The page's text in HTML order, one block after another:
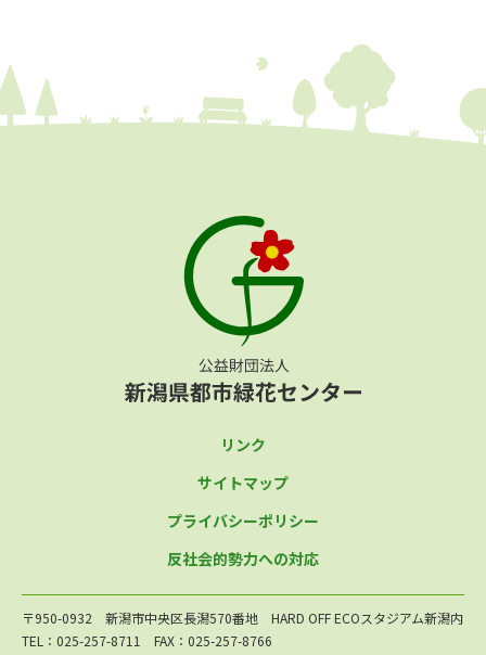
リンク
サイトマップ
プライバシーポリシー
反社会的勢力への対応
〒950-0932 新潟市中央区長潟570番地 HARD OFF ECOスタジアム新潟内
TEL：025-257-8711 FAX：025-257-8766